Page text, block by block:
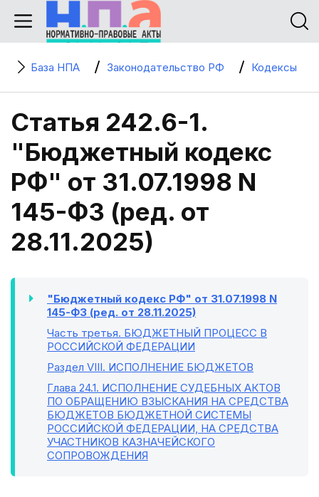
База НПА Законодательство РФ Кодексы
Статья 242.6-1.
"Бюджетный кодекс
РФ" от 31.07.1998 N
145-ФЗ (ред. от
28.11.2025)
"Бюджетный кодекс РФ" от 31.07.1998 N
145-ФЗ (ред. от 28.11.2025)
Часть третья. БЮДЖЕТНЫЙ ПРОЦЕСС В
РОССИЙСКОЙ ФЕДЕРАЦИИ
Раздел VIII. ИСПОЛНЕНИЕ БЮДЖЕТОВ
Глава 24.1. ИСПОЛНЕНИЕ СУДЕБНЫХ АКТОВ
ПО ОБРАЩЕНИЮ ВЗЫСКАНИЯ НА СРЕДСТВА
БЮДЖЕТОВ БЮДЖЕТНОЙ СИСТЕМЫ
РОССИЙСКОЙ ФЕДЕРАЦИИ, НА СРЕДСТВА
УЧАСТНИКОВ КАЗНАЧЕЙСКОГО
СОПРОВОЖДЕНИЯ